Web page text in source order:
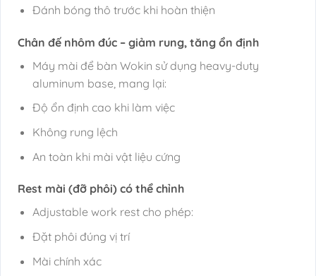
Đánh bóng thô trước khi hoàn thiện
Chân đế nhôm đúc – giảm rung, tăng ổn định
Máy mài để bàn Wokin sử dụng heavy-duty
aluminum base, mang lại:
Độ ổn định cao khi làm việc
Không rung lệch
An toàn khi mài vật liệu cứng
Rest mài (đỡ phôi) có thể chỉnh
Adjustable work rest cho phép:
Đặt phôi đúng vị trí
Mài chính xác